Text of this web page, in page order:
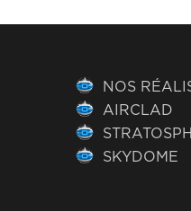
NOS
AIRCLAD
SKYDOME